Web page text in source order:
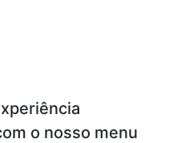
o nosso menu